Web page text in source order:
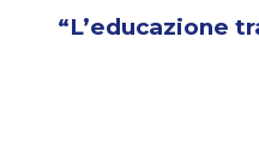
“L’educazione